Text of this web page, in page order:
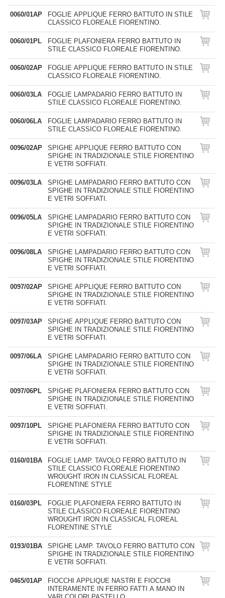
0060/01AP
FOGLIE APPLIQUE FERRO BATTUTO IN STILE
CLASSICO FLOREALE FIORENTINO.
0060/01PL
FOGLIE PLAFONIERA FERRO BATTUTO IN
STILE CLASSICO FLOREALE FIORENTINO.
0060/02AP
FOGLIE APPLIQUE FERRO BATTUTO IN STILE
CLASSICO FLOREALE FIORENTINO.
0060/03LA
FOGLIE LAMPADARIO FERRO BATTUTO IN
STILE CLASSICO FLOREALE FIORENTINO.
0060/06LA
FOGLIE LAMPADARIO FERRO BATTUTO IN
STILE CLASSICO FLOREALE FIORENTINO.
0096/02AP
SPIGHE APPLIQUE FERRO BATTUTO CON
SPIGHE IN TRADIZIONALE STILE FIORENTINO
E VETRI SOFFIATI.
0096/03LA
SPIGHE LAMPADARIO FERRO BATTUTO CON
SPIGHE IN TRADIZIONALE STILE FIORENTINO
E VETRI SOFFIATI.
0096/05LA
SPIGHE LAMPADARIO FERRO BATTUTO CON
SPIGHE IN TRADIZIONALE STILE FIORENTINO
E VETRI SOFFIATI.
0096/08LA
SPIGHE LAMPADARIO FERRO BATTUTO CON
SPIGHE IN TRADIZIONALE STILE FIORENTINO
E VETRI SOFFIATI.
0097/02AP
SPIGHE APPLIQUE FERRO BATTUTO CON
SPIGHE IN TRADIZIONALE STILE FIORENTINO
E VETRI SOFFIATI.
0097/03AP
SPIGHE APPLIQUE FERRO BATTUTO CON
SPIGHE IN TRADIZIONALE STILE FIORENTINO
E VETRI SOFFIATI.
0097/06LA
SPIGHE LAMPADARIO FERRO BATTUTO CON
SPIGHE IN TRADIZIONALE STILE FIORENTINO
E VETRI SOFFIATI.
0097/06PL
SPIGHE PLAFONIERA FERRO BATTUTO CON
SPIGHE IN TRADIZIONALE STILE FIORENTINO
E VETRI SOFFIATI.
0097/10PL
SPIGHE PLAFONIERA FERRO BATTUTO CON
SPIGHE IN TRADIZIONALE STILE FIORENTINO
E VETRI SOFFIATI.
0160/01BA
FOGLIE LAMP. TAVOLO FERRO BATTUTO IN
STILE CLASSICO FLOREALE FIORENTINO
WROUGHT IRON IN CLASSICAL FLOREAL
FLORENTINE STYLE
0160/03PL
FOGLIE PLAFONIERA FERRO BATTUTO IN
STILE CLASSICO FLOREALE FIORENTINO
WROUGHT IRON IN CLASSICAL FLOREAL
FLORENTINE STYLE
0193/01BA
SPIGHE LAMP. TAVOLO FERRO BATTUTO CON
SPIGHE IN TRADIZIONALE STILE FIORENTINO
E VETRI SOFFIATI.
0465/01AP
FIOCCHI APPLIQUE NASTRI E FIOCCHI
INTERAMENTE IN FERRO FATTI A MANO IN